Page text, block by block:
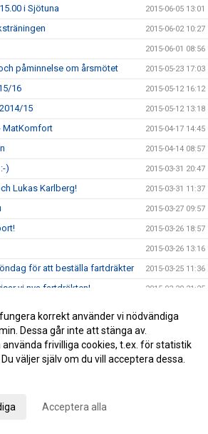
i Sjötuna 2015-06-05 13:01
2015-06-02 10:27
2015-06-01 08:56
påminnelse om årsmötet 2015-05-23 17:03
16 2015-05-12 16:12
15 2015-05-12 13:18
MatKomfort 2015-04-17 14:45
2015-04-14 08:57
) 2015-03-31 20:47
Lukas Karlberg! 2015-03-31 11:37
2015-03-27 09:57
2015-03-26 18:57
2015-03-26 13:16
för att beställa fartdräkter 2015-03-25 11:36
vi nya fartdräkten! 2015-03-20 21:25
till nästa säsong 2015-03-18 16:48
sista dagen idag onsdag
så kom och gör det till årets
korrekt använder vi nödvändiga
Dessa går inte att stänga av.
använda frivilliga cookies, t.ex. för statistik
väljer själv om du vill acceptera dessa.
Acceptera alla